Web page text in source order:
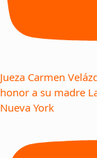
Jueza Carmen
honor a su madre
Nueva York